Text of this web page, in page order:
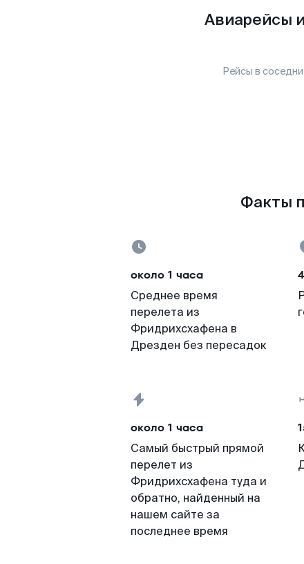
Авиарейсы
Рейсы в
Факты
около 1 часа
Среднее время
перелета из
Фридрихсхафена в
Дрезден без пересадок
около 1 часа
Самый быстрый прямой
перелет из
Фридрихсхафена туда и
обратно, найденный на
нашем сайте за
последнее время